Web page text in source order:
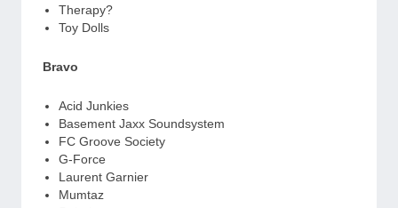
Therapy?
Toy Dolls
Bravo
Acid Junkies
Basement Jaxx Soundsystem
FC Groove Society
G-Force
Laurent Garnier
Mumtaz